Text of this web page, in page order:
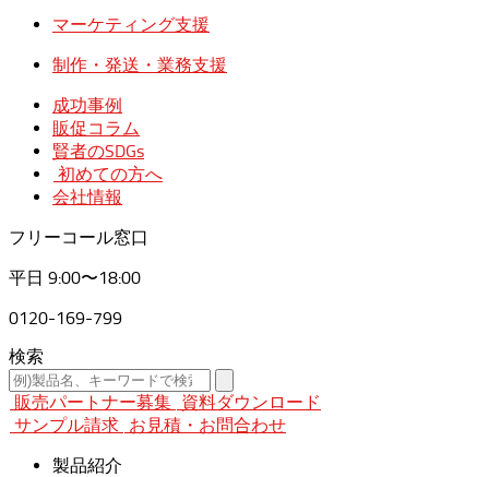
マーケティング支援
制作・発送・業務支援
成功事例
販促コラム
賢者のSDGs
初めての方へ
会社情報
フリーコール窓口
平日 9:00〜18:00
0120-169-799
検索
販売パートナー募集 資料ダウンロード
サンプル請求 お見積・お問合わせ
製品紹介